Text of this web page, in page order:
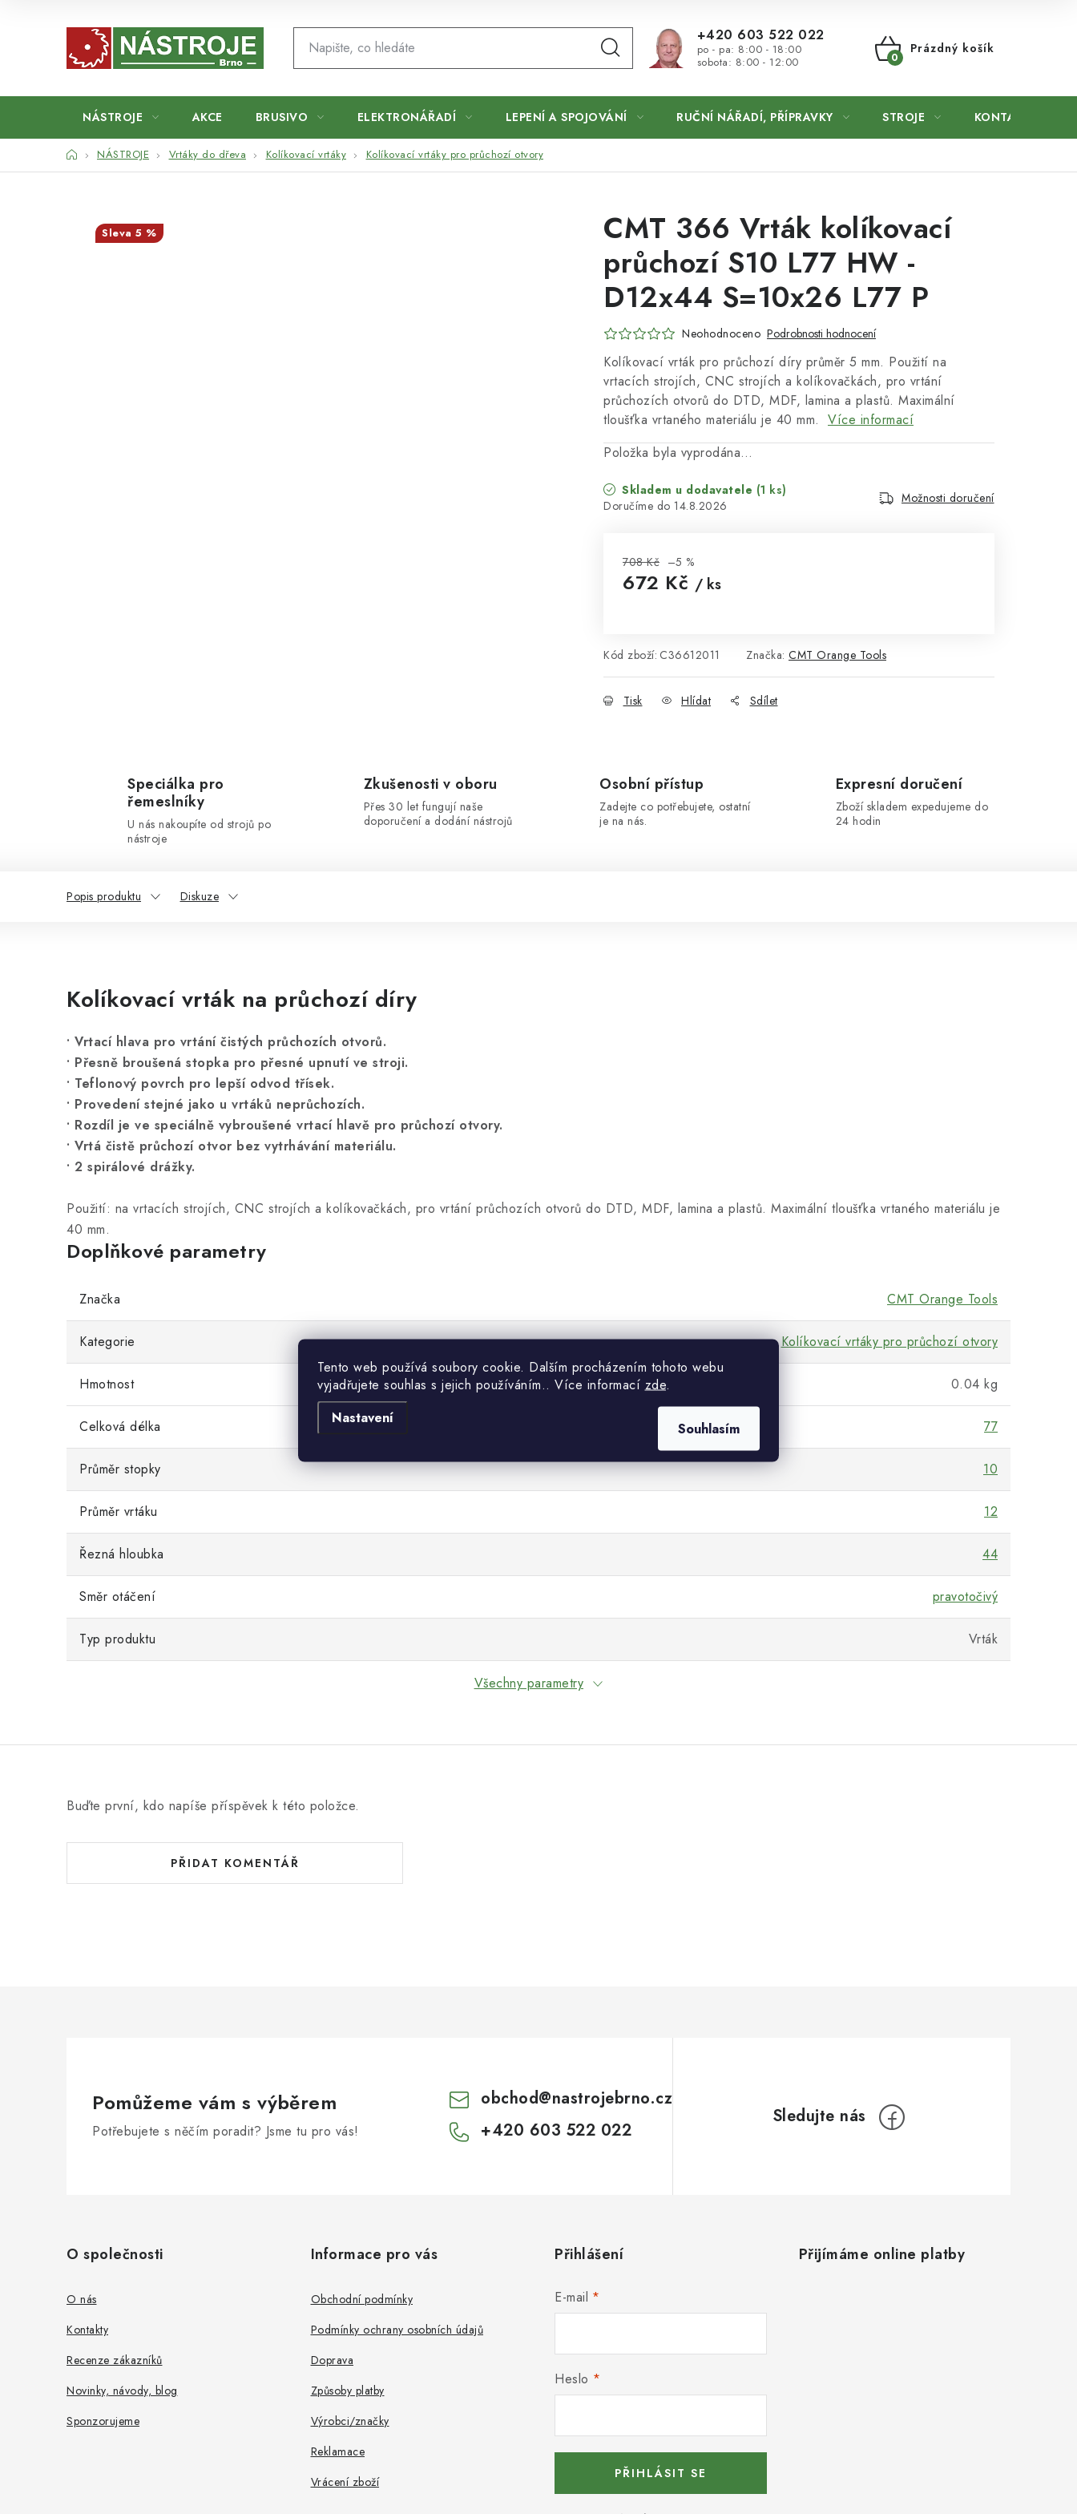
Tento web používá soubory cookie. Dalším procházením tohoto webu
vyjadřujete souhlas s jejich používáním.. Více informací zde.
Nastavení
Souhlasím
+420 603 522 022
po - pa: 8:00 - 18:00
sobota: 8:00 - 12:00
NÁKUPNÍ
Prázdný košík
NÁSTROJE AKCE BRUSIVO ELEKTRONÁŘADÍ LEPENÍ A SPOJOVÁNÍ RUČNÍ NÁŘADÍ, PŘÍPRAVKY STROJE KONTAKTY
DomůNÁSTROJE Vrtáky do dřeva Kolíkovací vrtáky Kolíkovací vrtáky pro průchozí otvory
CMT 366 Vrták kolíkovací
průchozí S10 L77 HW -
D12x44 S=10x26 L77 P
Neohodnoceno Podrobnosti hodnocení
Kolíkovací vrták pro průchozí díry průměr 5 mm. Použití na
vrtacích strojích, CNC strojích a kolíkovačkách, pro vrtání
průchozích otvorů do DTD, MDF, lamina a plastů. Maximální
tloušťka vrtaného materiálu je 40 mm. Více informací
Položka byla vyprodána…
Skladem u dodavatele (1 ks)
14.8.2026
Možnosti doručení
708 Kč –5 %
672 Kč / ks
Kód zboží: C36612011 Značka: CMT Orange Tools
Tisk Hlídat Sdílet
5 %
Speciálka pro
řemeslníky
U nás nakoupíte od strojů po
nástroje
Zkušenosti v oboru
Přes 30 let fungují naše
doporučení a dodání nástrojů
Osobní přístup
Zadejte co potřebujete, ostatní
je na nás.
Expresní doručení
Zboží skladem expedujeme do
24 hodin
Popis produktu Diskuze
Kolíkovací vrták na průchozí díry
• Vrtací hlava pro vrtání čistých průchozích otvorů.
• Přesně broušená stopka pro přesné upnutí ve stroji.
• Teflonový povrch pro lepší odvod třísek.
• Provedení stejné jako u vrtáků neprůchozích.
• Rozdíl je ve speciálně vybroušené vrtací hlavě pro průchozí otvory.
• Vrtá čistě průchozí otvor bez vytrhávání materiálu.
• 2 spirálové drážky.
Použití: na vrtacích strojích, CNC strojích a kolíkovačkách, pro vrtání průchozích otvorů do DTD, MDF, lamina a plastů. Maximální tloušťka vrtaného materiálu je
40 mm.
Doplňkové parametry
Značka CMT Orange Tools
Kategorie Kolíkovací vrtáky pro průchozí otvory
Hmotnost 0.04 kg
Celková délka 77
Průměr stopky 10
Průměr vrtáku 12
Řezná hloubka 44
Směr otáčení pravotočivý
Typ produktu Vrták
Všechny parametry
Buďte první, kdo napíše příspěvek k této položce.
PŘIDAT KOMENTÁŘ
Pomůžeme vám s výběrem
Potřebujete s něčím poradit? Jsme tu pro vás!
obchod@nastrojebrno.cz
+420 603 522 022
O společnosti
O nás
Kontakty
Recenze zákazníků
Novinky, návody, blog
Sponzorujeme
Informace pro vás
Obchodní podmínky
Podmínky ochrany osobních údajů
Doprava
Způsoby platby
Výrobci/značky
Reklamace
Vrácení zboží
Přihlášení
E-mail
Heslo
PŘIHLÁSIT SE
Přijímáme online platby